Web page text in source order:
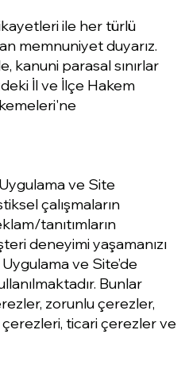
ile her türlü
memnuniyet duyarız.
kanuni parasal sınırlar
İl ve İlçe Hakem
ve Site
çalışmaların
tanıtımların
deneyimi yaşamanızı
ve Site’de
Bunlar
zorunlu çerezler,
ticari çerezler ve